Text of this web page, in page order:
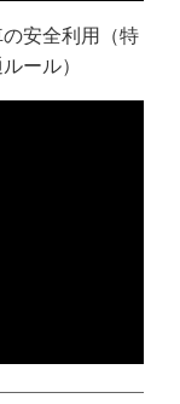
安全利用（特
ール）